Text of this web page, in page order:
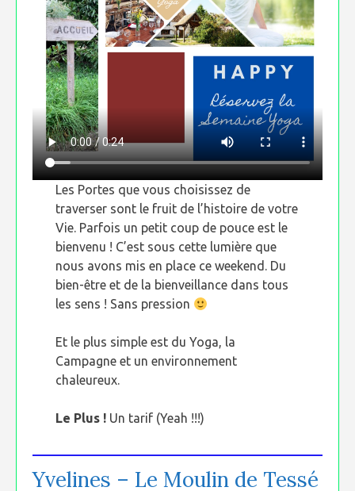
Les Portes que vous choisissez de
traverser sont le fruit de l’histoire de votre
Vie. Parfois un petit coup de pouce est le
bienvenu ! C’est sous cette lumière que
nous avons mis en place ce weekend. Du
bien-être et de la bienveillance dans tous
les sens ! Sans pression
Et le plus simple est du Yoga, la
Campagne et un environnement
chaleureux.
Le Plus ! Un tarif (Yeah !!!)
Yvelines – Le Moulin de Tessé